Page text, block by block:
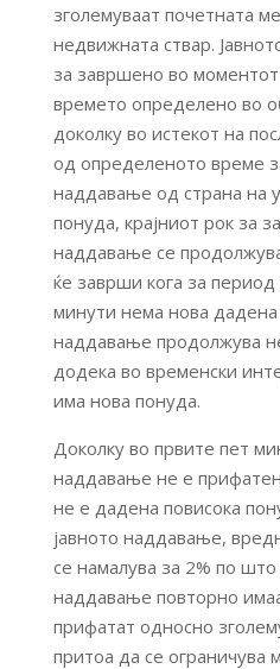
зголемуваат почетната
недвижната ствар.
за завршено во моментот
времето определено во
доколку во истекот на
од определеното време
наддавање од страна на
понуда, крајниот рок за
наддавање се
ќе заврши кога за
минути нема нова дадена
наддавање продолжува
додека во временски
има нова понуда.
Доколку во првите пет
наддавање не е
не е дадена повисока
јавното наддавање,
се намалува за 2% по
наддавање повторно
прифатат односно
притоа да се ограничува